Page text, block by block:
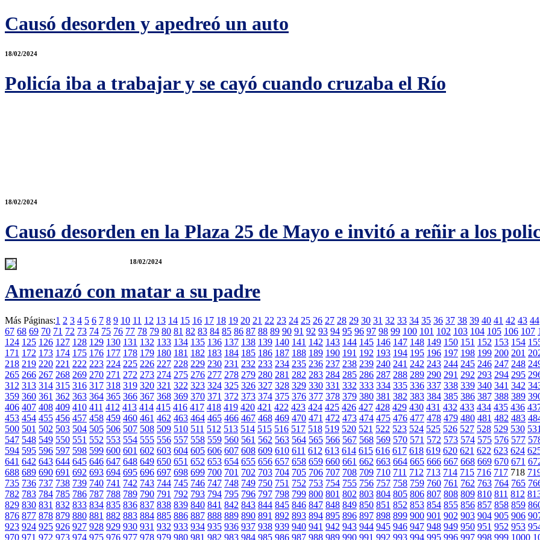
Causó desorden y apedreó un auto
18/02/2024
Policía iba a trabajar y se cayó cuando cruzaba el Río
18/02/2024
Causó desorden en la Plaza 25 de Mayo e invitó a reñir a los
18/02/2024
Amenazó con matar a su padre
Más Páginas:1 2 3 4 5 6 7 8 9 10 11 12 13 14 15 16 17 18 19 20 21 22 23 24 25 26 27 28 29 30 31 32 33 34 35 36 37 38 39 40 41 42 43 44
67 68 69 70 71 72 73 74 75 76 77 78 79 80 81 82 83 84 85 86 87 88 89 90 91 92 93 94 95 96 97 98 99 100 101 102 103 104 105 106 107
124 125 126 127 128 129 130 131 132 133 134 135 136 137 138 139 140 141 142 143 144 145 146 147 148 149 150 151 152 153 154
171 172 173 174 175 176 177 178 179 180 181 182 183 184 185 186 187 188 189 190 191 192 193 194 195 196 197 198 199 200 201
218 219 220 221 222 223 224 225 226 227 228 229 230 231 232 233 234 235 236 237 238 239 240 241 242 243 244 245 246 247 248
265 266 267 268 269 270 271 272 273 274 275 276 277 278 279 280 281 282 283 284 285 286 287 288 289 290 291 292 293 294 295
312 313 314 315 316 317 318 319 320 321 322 323 324 325 326 327 328 329 330 331 332 333 334 335 336 337 338 339 340 341 342
359 360 361 362 363 364 365 366 367 368 369 370 371 372 373 374 375 376 377 378 379 380 381 382 383 384 385 386 387 388 389
406 407 408 409 410 411 412 413 414 415 416 417 418 419 420 421 422 423 424 425 426 427 428 429 430 431 432 433 434 435 436
453 454 455 456 457 458 459 460 461 462 463 464 465 466 467 468 469 470 471 472 473 474 475 476 477 478 479 480 481 482 483
500 501 502 503 504 505 506 507 508 509 510 511 512 513 514 515 516 517 518 519 520 521 522 523 524 525 526 527 528 529 530
547 548 549 550 551 552 553 554 555 556 557 558 559 560 561 562 563 564 565 566 567 568 569 570 571 572 573 574 575 576 577
594 595 596 597 598 599 600 601 602 603 604 605 606 607 608 609 610 611 612 613 614 615 616 617 618 619 620 621 622 623 624
641 642 643 644 645 646 647 648 649 650 651 652 653 654 655 656 657 658 659 660 661 662 663 664 665 666 667 668 669 670 671
688 689 690 691 692 693 694 695 696 697 698 699 700 701 702 703 704 705 706 707 708 709 710 711 712 713 714 715 716 717 718
735 736 737 738 739 740 741 742 743 744 745 746 747 748 749 750 751 752 753 754 755 756 757 758 759 760 761 762 763 764 765
782 783 784 785 786 787 788 789 790 791 792 793 794 795 796 797 798 799 800 801 802 803 804 805 806 807 808 809 810 811 812
829 830 831 832 833 834 835 836 837 838 839 840 841 842 843 844 845 846 847 848 849 850 851 852 853 854 855 856 857 858 859
876 877 878 879 880 881 882 883 884 885 886 887 888 889 890 891 892 893 894 895 896 897 898 899 900 901 902 903 904 905 906
923 924 925 926 927 928 929 930 931 932 933 934 935 936 937 938 939 940 941 942 943 944 945 946 947 948 949 950 951 952 953
970 971 972 973 974 975 976 977 978 979 980 981 982 983 984 985 986 987 988 989 990 991 992 993 994 995 996 997 998 999 1000